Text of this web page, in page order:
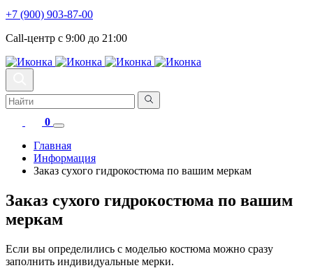
+7 (900) 903-87-00
Call-центр с 9:00 до 21:00
0
Главная
Информация
Заказ сухого гидрокостюма по вашим меркам
Заказ сухого гидрокостюма по вашим
меркам
Если вы определились с моделью костюма можно сразу
заполнить индивидуальные мерки.